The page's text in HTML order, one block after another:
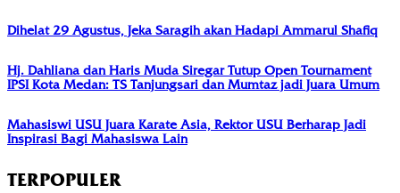
Dihelat 29 Agustus, Jeka Saragih akan Hadapi Ammarul Shafiq
Hj. Dahliana dan Haris Muda Siregar Tutup Open Tournament
IPSI Kota Medan: TS Tanjungsari dan Mumtaz jadi Juara Umum
Mahasiswi USU Juara Karate Asia, Rektor USU Berharap Jadi
Inspirasi Bagi Mahasiswa Lain
TERPOPULER